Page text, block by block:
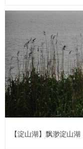
【淀山湖】飘渺淀山